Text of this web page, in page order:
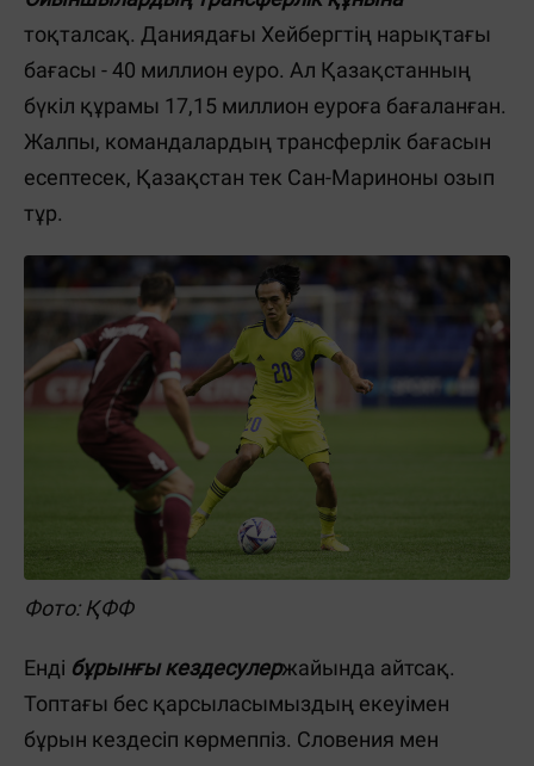
тоқталсақ. Даниядағы Хейбергтің нарықтағы
бағасы - 40 миллион еуро. Ал Қазақстанның
бүкіл құрамы 17,15 миллион еуроға бағаланған.
Жалпы, командалардың трансферлік бағасын
есептесек, Қазақстан тек Сан-Мариноны озып
тұр.
Фото: ҚФФ
Енді бұрынғы кездесулержайында айтсақ.
Топтағы бес қарсыласымыздың екеуімен
бұрын кездесіп көрмеппіз. Словения мен